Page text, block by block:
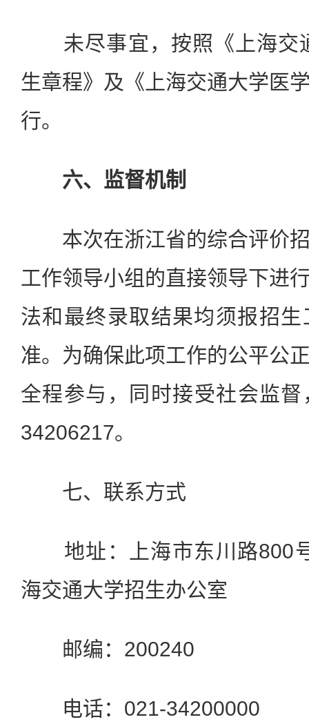
未尽事宜，按照《上海交
生章程》及《上海交通大学医
行。
六、监督机制
本次在浙江省的综合评价招
工作领导小组的直接领导下进
法和最终录取结果均须报招
准。为确保此项工作的公平公
全程参与，同时接受社会监
34206217。
七、联系方式
地址：上海市东川路800
海交通大学招生办公室
邮编：200240
电话：021-34200000